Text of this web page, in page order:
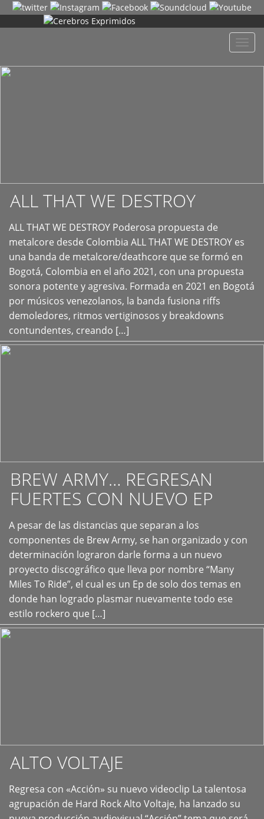
ALL THAT WE DESTROY
ALL THAT WE DESTROY Poderosa propuesta de
metalcore desde Colombia ALL THAT WE DESTROY es
una banda de metalcore/deathcore que se formó en
Bogotá, Colombia en el año 2021, con una propuesta
sonora potente y agresiva. Formada en 2021 en Bogotá
por músicos venezolanos, la banda fusiona riffs
demoledores, ritmos vertiginosos y breakdowns
contundentes, creando […]
+
BREW ARMY… REGRESAN
FUERTES CON NUEVO EP
A pesar de las distancias que separan a los
componentes de Brew Army, se han organizado y con
determinación lograron darle forma a un nuevo
proyecto discográfico que lleva por nombre “Many
Miles To Ride”, el cual es un Ep de solo dos temas en
donde han logrado plasmar nuevamente todo ese
estilo rockero que […]
+
ALTO VOLTAJE
Regresa con «Acción» su nuevo videoclip La talentosa
agrupación de Hard Rock Alto Voltaje, ha lanzado su